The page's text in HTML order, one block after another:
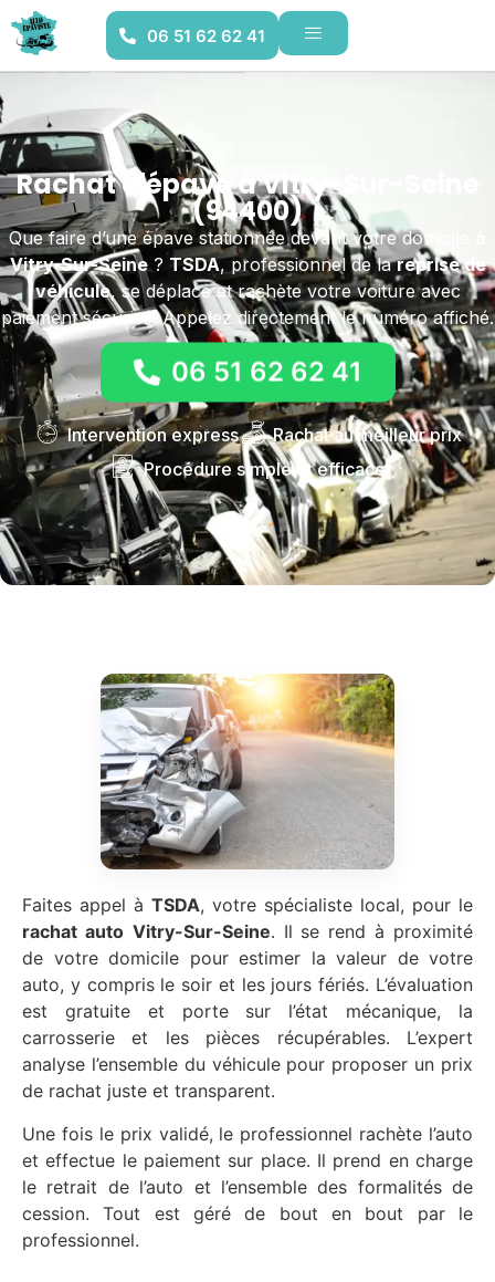
06 51 62 62 41
Rachat d'épave à Vitry-Sur-Seine
(94400)
Que faire d’une épave stationnée devant votre domicile
Vitry-Sur-Seine? TSDA, professionnel de lareprise de
véhicule, se déplace et rachète votre voiture avec
paiement sécurisé. Appelez directement le numéro affiché.
06 51 62 62 41
Intervention express
Rachat au meilleur prix
Procédure simple et efficace
Faites appel à TSDA, votre spécialiste local, pour le
rachat auto Vitry-Sur-Seine. Il se rend à proximité
de votre domicile pour estimer la valeur de votre
auto, y compris le soir et les jours fériés. L’évaluation
est gratuite et porte sur l’état mécanique, la
carrosserie et les pièces récupérables. L’expert
analyse l’ensemble du véhicule pour proposer un prix
de rachat juste et transparent.
Une fois le prix validé, le professionnel rachète l’auto
et effectue le paiement sur place. Il prend en charge
le retrait de l’auto et l’ensemble des formalités de
cession. Tout est géré de bout en bout par le
professionnel.